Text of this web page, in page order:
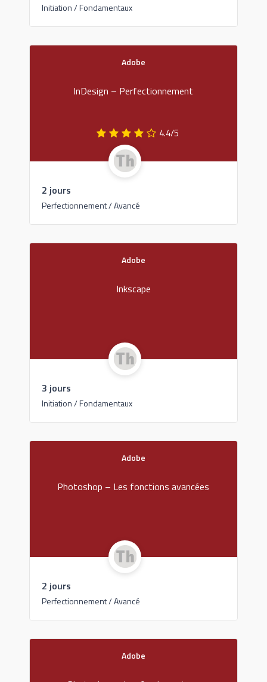
Initiation / Fondamentaux
Adobe
InDesign – Perfectionnement
4.4/5
2 jours
Perfectionnement / Avancé
Adobe
Inkscape
3 jours
Initiation / Fondamentaux
Adobe
Photoshop – Les fonctions avancées
2 jours
Perfectionnement / Avancé
Adobe